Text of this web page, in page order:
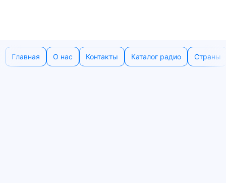
Главная О нас Контакты Каталог радио Страны